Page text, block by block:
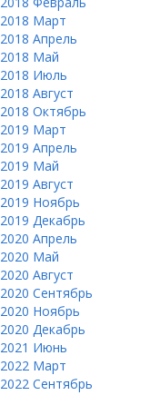
2018 Март
2018 Апрель
2018 Май
2018 Июль
2018 Август
2018 Октябрь
2019 Март
2019 Апрель
2019 Май
2019 Август
2019 Ноябрь
2019 Декабрь
2020 Апрель
2020 Май
2020 Август
2020 Сентябрь
2020 Ноябрь
2020 Декабрь
2021 Июнь
2022 Март
2022 Сентябрь